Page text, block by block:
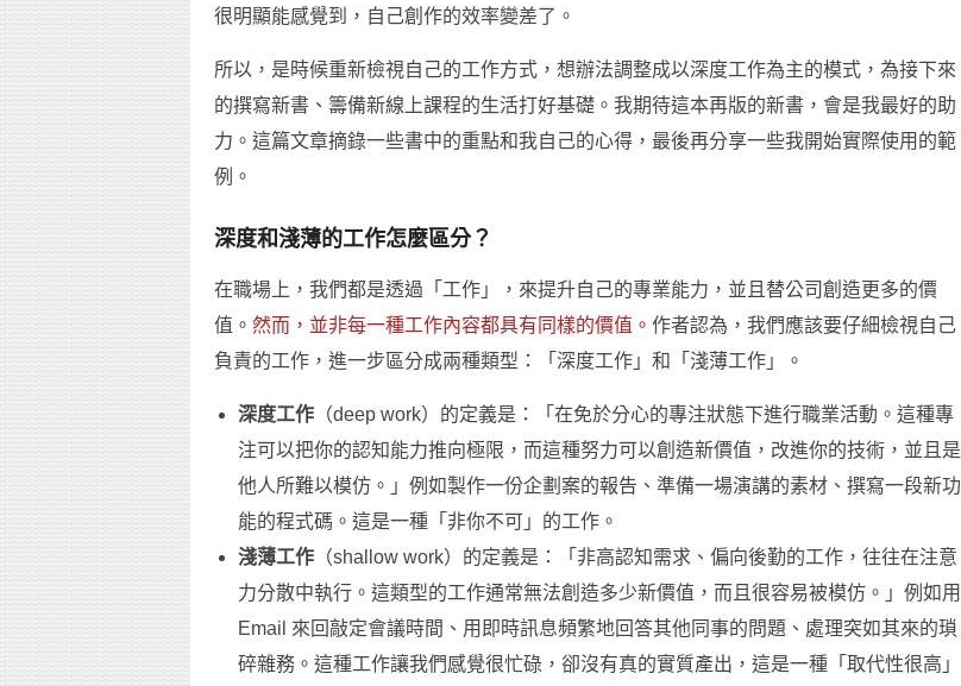
很明顯能感覺到，自己創作的效率變差了。
所以，是時候重新檢視自己的工作方式，想辦法調整成以深度工作為主的模式，為接下來
的撰寫新書、籌備新線上課程的生活打好基礎。我期待這本再版的新書，會是我最好的助
力。這篇文章摘錄一些書中的重點和我自己的心得，最後再分享一些我開始實際使用的範
例。
深度和淺薄的工作怎麼區分？
在職場上，我們都是透過「工作」，來提升自己的專業能力，並且替公司創造更多的價
值。 然而，並非每一種工作內容都具有同樣的價值。 作者認為，我們應該要仔細檢視自己
負責的工作，進一步區分成兩種類型：「深度工作」和「淺薄工作」。
深度工作 （deep work）的定義是：「在免於分心的專注狀態下進行職業活動。這種專
注可以把你的認知能力推向極限，而這種努力可以創造新價值，改進你的技術，並且是
他人所難以模仿。」例如製作一份企劃案的報告、準備一場演講的素材、撰寫一段新功
能的程式碼。這是一種「非你不可」的工作。
淺薄工作 （shallow work）的定義是：「非高認知需求、偏向後勤的工作，往往在注意
力分散中執行。這類型的工作通常無法創造多少新價值，而且很容易被模仿。」例如用
Email 來回敲定會議時間、用即時訊息頻繁地回答其他同事的問題、處理突如其來的瑣
碎雜務。這種工作讓我們感覺很忙碌，卻沒有真的實質產出，這是一種「取代性很高」